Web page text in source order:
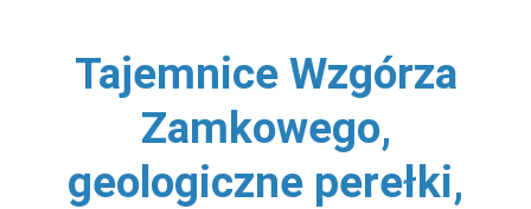
Tajemnice Wzgórza
Zamkowego,
geologiczne perełki,